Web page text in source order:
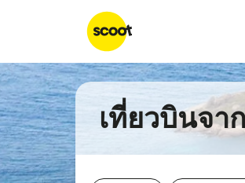
เที่ยวบินจา